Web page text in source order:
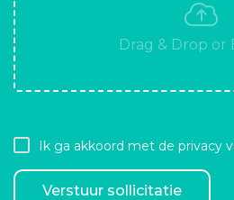
Ik ga akkoord met de privacy
Verstuur sollicitatie